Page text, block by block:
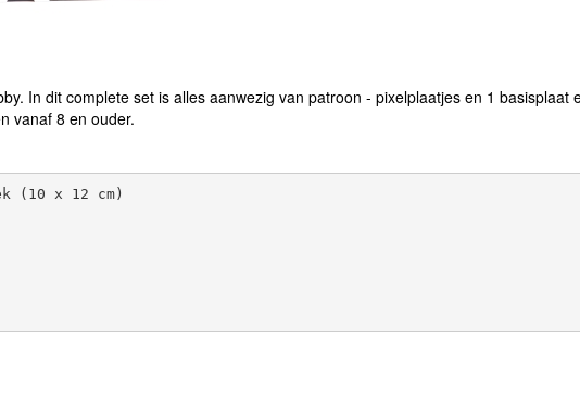
In dit complete set is alles aanwezig van patroon - pixelplaatjes en 1 basisplaat
vanaf 8 en ouder.
(10 x 12 cm)